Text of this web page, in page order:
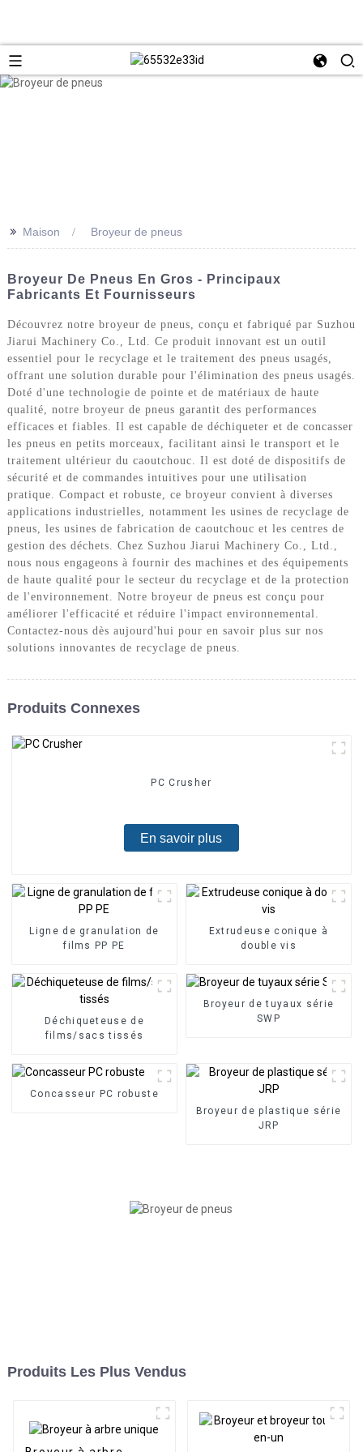
>> Maison Broyeur de pneus
Broyeur De Pneus En Gros - Principaux
Fabricants Et Fournisseurs
Découvrez notre broyeur de pneus, conçu et fabriqué par Suzhou
Jiarui Machinery Co., Ltd. Ce produit innovant est un outil
essentiel pour le recyclage et le traitement des pneus usagés,
offrant une solution durable pour l'élimination des pneus usagés.
Doté d'une technologie de pointe et de matériaux de haute
qualité, notre broyeur de pneus garantit des performances
efficaces et fiables. Il est capable de déchiqueter et de concasser
les pneus en petits morceaux, facilitant ainsi le transport et le
traitement ultérieur du caoutchouc. Il est doté de dispositifs de
sécurité et de commandes intuitives pour une utilisation
pratique. Compact et robuste, ce broyeur convient à diverses
applications industrielles, notamment les usines de recyclage de
pneus, les usines de fabrication de caoutchouc et les centres de
gestion des déchets. Chez Suzhou Jiarui Machinery Co., Ltd.,
nous nous engageons à fournir des machines et des équipements
de haute qualité pour le secteur du recyclage et de la protection
de l'environnement. Notre broyeur de pneus est conçu pour
améliorer l'efficacité et réduire l'impact environnemental.
Contactez-nous dès aujourd'hui pour en savoir plus sur nos
solutions innovantes de recyclage de pneus.
Produits Connexes
PC Crusher
En savoir plus
Ligne de granulation de
films PP PE
Extrudeuse conique à
double vis
Déchiqueteuse de
films/sacs tissés
Broyeur de tuyaux série
SWP
Concasseur PC robuste
Broyeur de plastique série
JRP
Produits Les Plus Vendus